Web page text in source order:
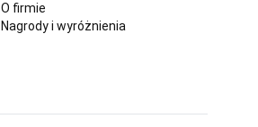
O firmie
Nagrody i wyróżnienia